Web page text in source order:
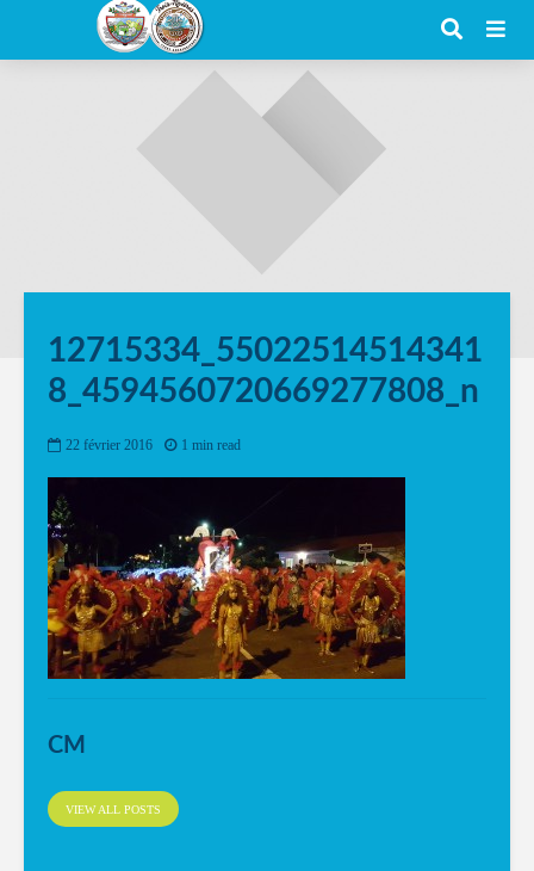
12715334_55022514514341
8_4594560720669277808_n
22 février 2016 1 min read
CM
VIEW ALL POSTS